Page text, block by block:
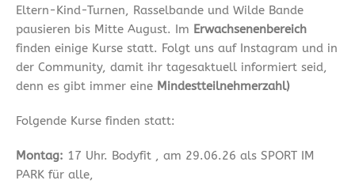
Eltern-Kind-Turnen, Rasselbande und Wilde Bande
pausieren bis Mitte August. Im Erwachsenenbereich
finden einige Kurse statt. Folgt uns auf Instagram und in
der Community, damit ihr tagesaktuell informiert seid,
denn es gibt immer eine Mindestteilnehmerzahl)
Folgende Kurse finden statt:
Montag: 17 Uhr. Bodyfit , am 29.06.26 als SPORT IM
PARK für alle,